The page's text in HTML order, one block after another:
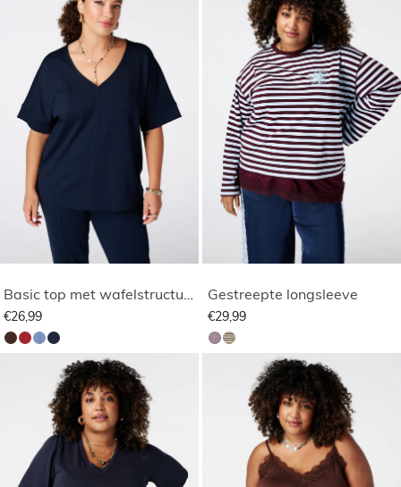
Basic top met wafelstructuur
€26,99
Gestreepte longsleeve
€29,99